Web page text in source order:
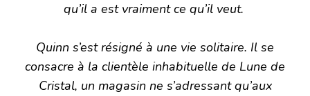
qu’il a est vraiment ce qu’il veut.
Quinn s’est résigné à une vie solitaire. Il se
consacre à la clientèle inhabituelle de Lune de
Cristal, un magasin ne s’adressant qu’aux